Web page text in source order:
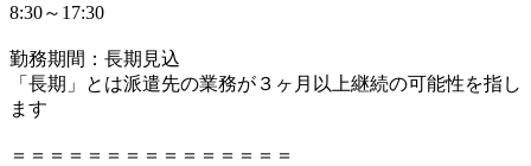
8:30～17:30
勤務期間：長期見込
「長期」とは派遣先の業務が３ヶ月以上継続の可能性を指し
ます
＝＝＝＝＝＝＝＝＝＝＝＝＝＝＝